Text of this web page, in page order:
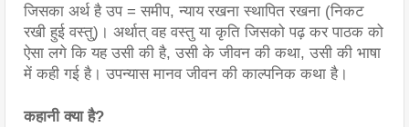
जिसका अर्थ है उप = समीप, न्याय रखना स्थापित रखना (निकट
रखी हुई वस्तु)। अर्थात् वह वस्तु या कृति जिसको पढ़ कर पाठक को
ऐसा लगे कि यह उसी की है, उसी के जीवन की कथा, उसी की भाषा
में कही गई है। उपन्यास मानव जीवन की काल्पनिक कथा है।
कहानी क्या है?